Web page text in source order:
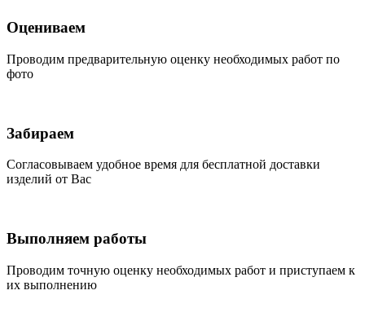
Оцениваем
Проводим предварительную оценку необходимых работ по
фото
Забираем
Согласовываем удобное время для бесплатной доставки
изделий от Вас
Выполняем работы
Проводим точную оценку необходимых работ и приступаем к
их выполнению